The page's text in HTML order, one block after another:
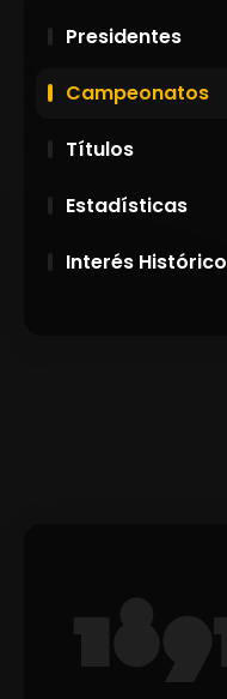
Presidentes
Campeonatos
Títulos
Estadísticas
Interés Histórico